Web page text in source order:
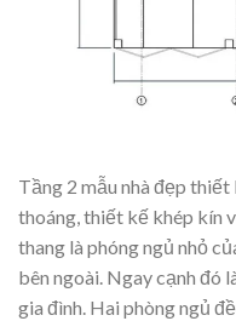
Tầng 2 mẫu nhà đẹp
thoáng, thiết kế khép kín
thang là phóng ngủ nhỏ
bên ngoài. Ngay cạnh đó
gia đình. Hai phòng ngủ